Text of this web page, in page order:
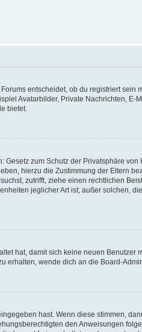
entscheidet, ob du registriert
Avatarbilder, Private Nachrichten,
bietet.
zum Schutz der Privatsphäre
hierzu die Zustimmung der Eltern
zutrifft, ziehe einen rechtlichen
jeglicher Art ist; außer solchen,
hat, damit sich keine neuen
erhalten, wende dich an die Board-
hast. Wenn diese stimmen,
den Anweisungen